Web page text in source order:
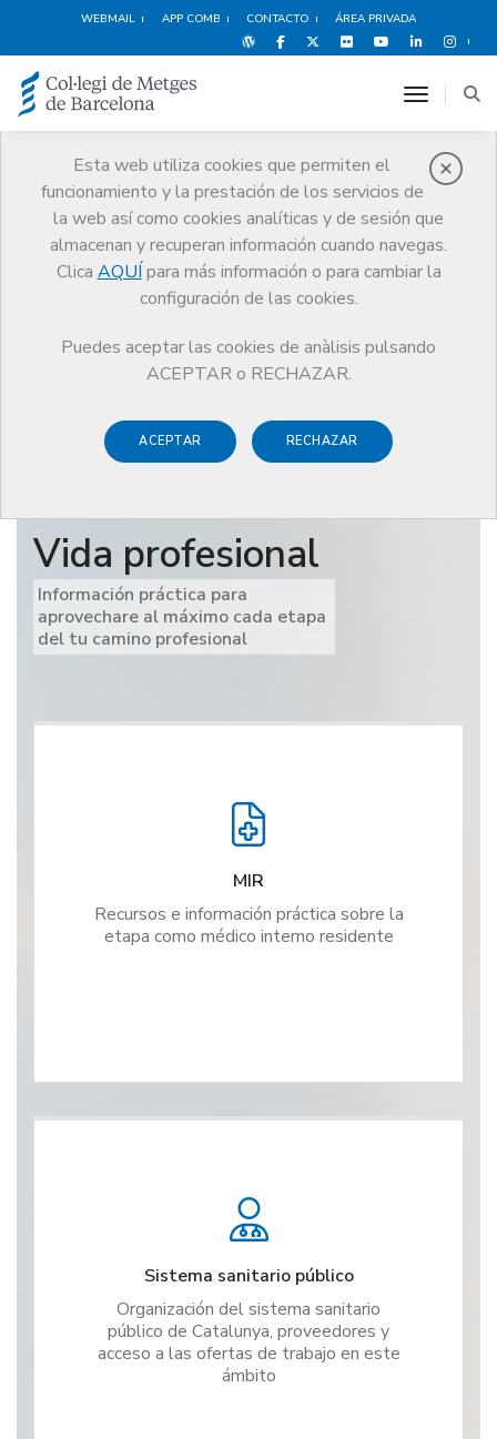
WEBMAIL APP COMB CONTACTO ÁREA PRIVADA
Esta web utiliza cookies que permiten el
funcionamiento y la prestación de los servicios de
la web así como cookies analíticas y de sesión que
almacenan y recuperan información cuando navegas.
Clica AQUÍ para más información o para cambiar la
configuración de las cookies.
Puedes aceptar las cookies de anàlisis pulsando
ACEPTAR o RECHAZAR.
ACEPTAR RECHAZAR
toggle
Orientación
Profesional
Servicios Orientación Profesional Vida profesional
Vida profesional
Información práctica para
aprovechare al máximo cada etapa
del tu camino profesional
MIR
Recursos e información práctica sobre la
etapa como médico interno residente
Sistema sanitario público
Organización del sistema sanitario
público de Catalunya, proveedores y
acceso a las ofertas de trabajo en este
ámbito